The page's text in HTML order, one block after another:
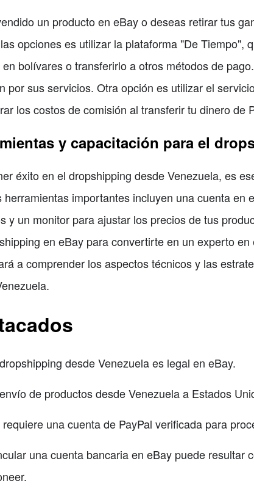
un producto en eBay o deseas retirar tus
opciones es utilizar la plataforma "De Tiempo",
en bolívares o transferirlo a otros métodos de
por sus servicios. Otra opción es utilizar el
los costos de comisión al transferir tu dinero de
y capacitación para el
éxito en el dropshipping desde Venezuela, es
herramientas importantes incluyen una cuenta en
y un monitor para ajustar los precios de tus
en eBay para convertirte en un experto
a comprender los aspectos técnicos y las
desde Venezuela es legal en eBay.
de productos desde Venezuela a Estados
requiere una cuenta de PayPal verificada para
una cuenta bancaria en eBay puede resultar